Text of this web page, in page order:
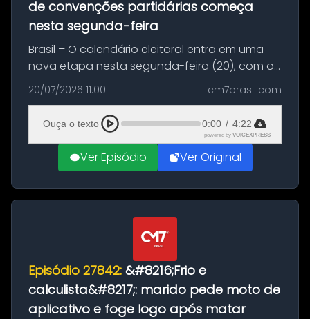
de convenções partidárias começa
nesta segunda-feira
Brasil – O calendário eleitoral entra em uma
nova etapa nesta segunda-feira (20), com o
início do período destinado às convenções
partidárias. Até 5 de agosto, partidos e
federações poderão oficializa...
20/07/2026 11:00 cm7brasil.com
Ouça o texto 0:00 / 4:22
powered by VOICEXPRESS
Ver Episódio Ver Original
Episódio 27842: &#8216;Frio e
calculista&#8217;: marido pede moto de
aplicativo e foge logo após matar